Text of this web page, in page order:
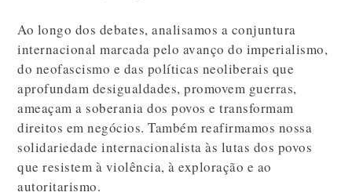
Ao longo dos debates, analisamos a conjuntura
internacional marcada pelo avanço do imperialismo,
do neofascismo e das políticas neoliberais que
aprofundam desigualdades, promovem guerras,
ameaçam a soberania dos povos e transformam
direitos em negócios. Também reafirmamos nossa
solidariedade internacionalista às lutas dos povos
que resistem à violência, à exploração e ao
autoritarismo.